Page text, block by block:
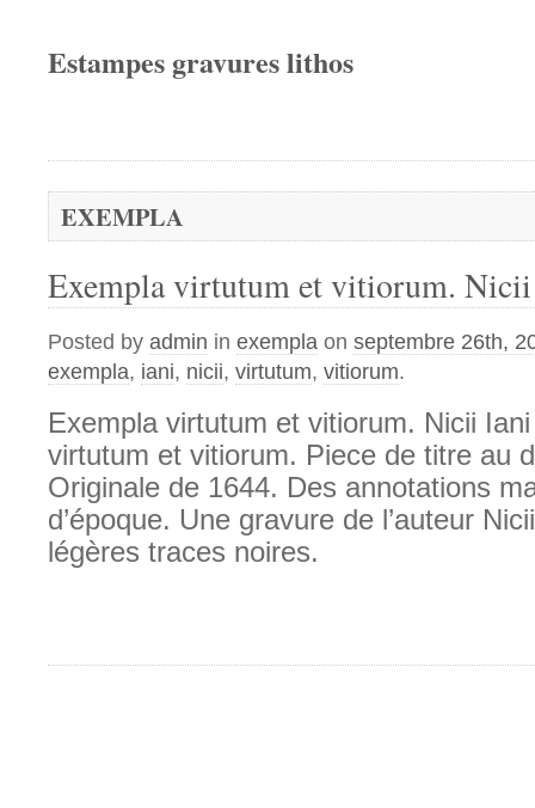
Estampes gravures lithos
EXEMPLA
Exempla virtutum et vitiorum.
Posted by admin in exempla on septembre 26th,
exempla, iani, nicii, virtutum, vitiorum.
Exempla virtutum et vitiorum. Nicii
virtutum et vitiorum. Piece de titre au
Originale de 1644. Des annotations
d’époque. Une gravure de l’auteur
légères traces noires.